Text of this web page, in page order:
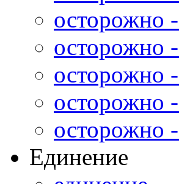
осторожно
осторожно -
осторожно
осторожно
осторожно
Единение